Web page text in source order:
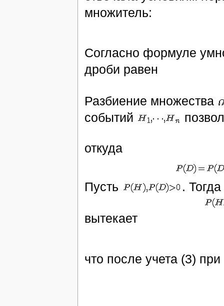
множитель:
Согласно формуле
дроби равен
Разбиение множества
событий
откуда
Пусть . Тогда
вытекает
что после учета (3)